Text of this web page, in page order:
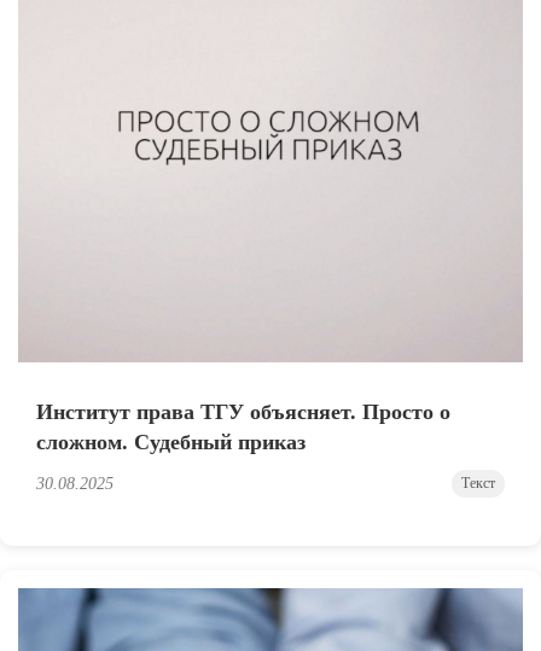
Институт права ТГУ объясняет. Просто о
сложном. Судебный приказ
30.08.2025 Текст